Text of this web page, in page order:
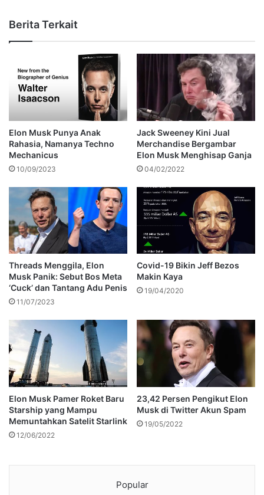
Berita Terkait
Elon Musk Punya Anak
Rahasia, Namanya Techno
Mechanicus
10/09/2023
Jack Sweeney Kini Jual
Merchandise Bergambar
Elon Musk Menghisap Ganja
04/02/2022
Threads Menggila, Elon
Musk Panik: Sebut Bos Meta
‘Cuck’ dan Tantang Adu Penis
11/07/2023
Covid-19 Bikin Jeff Bezos
Makin Kaya
19/04/2020
Elon Musk Pamer Roket Baru
Starship yang Mampu
Memuntahkan Satelit Starlink
12/06/2022
23,42 Persen Pengikut Elon
Musk di Twitter Akun Spam
19/05/2022
Popular